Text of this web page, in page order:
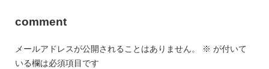
comment
メールアドレスが公開されることはありません。 ※ が付いて
いる欄は必須項目です